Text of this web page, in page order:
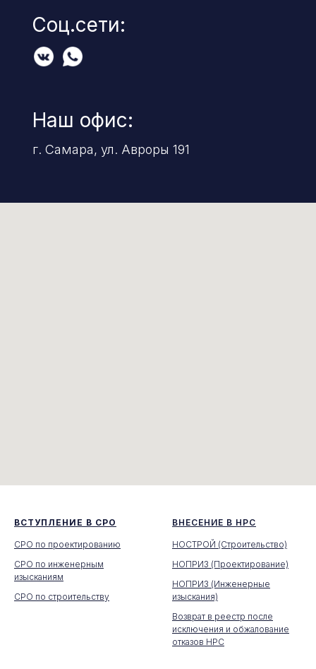
Наш офис:
г. Самара, ул. Авроры 191
Соц.сети:
ВСТУПЛЕНИЕ В СРО
СРО по проектированию
СРО по инженерным
изысканиям
СРО по строительству
ВНЕСЕНИЕ В НРС
НОСТРОЙ (Строительство)
НОПРИЗ (Проектирование)
НОПРИЗ (Инженерные
изыскания)
Возврат в реестр после
исключения и обжалование
отказов НРС